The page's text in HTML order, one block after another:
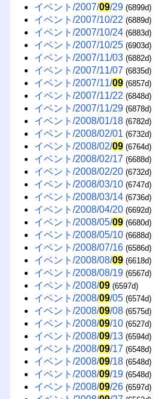
イベント/2007/09/29 (6899d)
イベント/2007/10/22 (6889d)
イベント/2007/10/24 (6883d)
イベント/2007/10/25 (6903d)
イベント/2007/11/03 (6882d)
イベント/2007/11/07 (6835d)
イベント/2007/11/09 (6857d)
イベント/2007/11/22 (6848d)
イベント/2007/11/29 (6878d)
イベント/2008/01/18 (6782d)
イベント/2008/02/01 (6732d)
イベント/2008/02/09 (6764d)
イベント/2008/02/17 (6688d)
イベント/2008/02/20 (6732d)
イベント/2008/03/10 (6747d)
イベント/2008/03/14 (6736d)
イベント/2008/04/20 (6692d)
イベント/2008/05/09 (6680d)
イベント/2008/05/10 (6688d)
イベント/2008/07/16 (6586d)
イベント/2008/08/09 (6618d)
イベント/2008/08/19 (6567d)
イベント/2008/09 (6597d)
イベント/2008/09/05 (6574d)
イベント/2008/09/08 (6575d)
イベント/2008/09/10 (6527d)
イベント/2008/09/13 (6594d)
イベント/2008/09/17 (6548d)
イベント/2008/09/18 (6548d)
イベント/2008/09/19 (6548d)
イベント/2008/09/26 (6597d)